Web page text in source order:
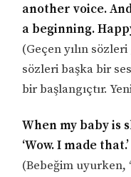
another voice.
a beginning.
(Geçen yılın
sözleri başka bir
bir başlangıçtır.
When my baby is
‘Wow. I made
(Bebeğim uyurken,